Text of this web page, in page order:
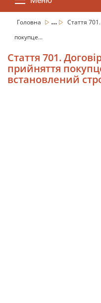
Головна ...
Стаття
покупце...
Стаття 701.
прийняття
встановлений